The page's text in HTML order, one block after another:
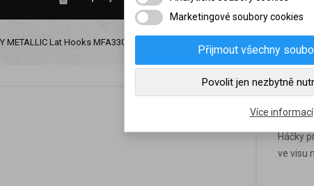
METALLIC Lat Hooks MFA330.
Háčky
ve visu
Marketingové soubory cookies
Přijmout všechny
Povolit jen nezbytně
Více informací